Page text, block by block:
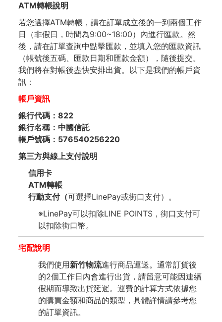
ATM轉帳說明
若您選擇ATM轉帳，請在訂單成立後的一到兩個工作
日（非假日，時間為9:00~18:00）內進行匯款。然
後，請在訂單查詢中點擊匯款，並填入您的匯款資訊
（帳號後五碼、匯款日期和匯款金額），隨後提交。
我們將在對帳後盡快安排出貨。以下是我們的帳戶資
訊：
帳戶資訊
銀行代碼：822
銀行名稱：中國信託
帳戶號碼：576540256220
第三方與線上支付說明
信用卡
ATM轉帳
行動支付（可選擇LinePay或街口支付）。
※LinePay可以扣除LINE POINTS，街口支付可
以扣除街口幣。
宅配說明
我們使用新竹物流進行商品運送。通常訂貨後
的2個工作日內會進行出貨，請留意可能因連續
假期而導致出貨延遲。運費的計算方式依據您
的購買金額和商品的類型，具體詳情請參考您
的訂單資訊。